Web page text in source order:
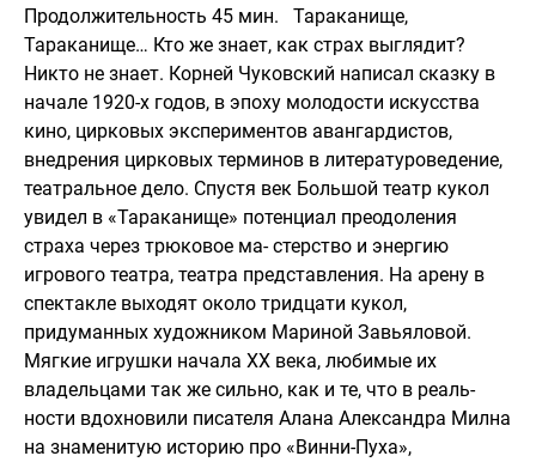
Продолжительность 45 мин. Тараканище,
Тараканище… Кто же знает, как страх выглядит?
Никто не знает. Корней Чуковский написал сказку в
начале 1920-х годов, в эпоху молодости искусства
кино, цирковых экспериментов авангардистов,
внедрения цирковых терминов в литературоведение,
театральное дело. Спустя век Большой театр кукол
увидел в «Тараканище» потенциал преодоления
страха через трюковое ма- стерство и энергию
игрового театра, театра представления. На арену в
спектакле выходят около тридцати кукол,
придуманных художником Мариной Завьяловой.
Мягкие игрушки начала ХХ века, любимые их
владельцами так же сильно, как и те, что в реаль-
ности вдохновили писателя Алана Александра Милна
на знаменитую историю про «Винни-Пуха»,